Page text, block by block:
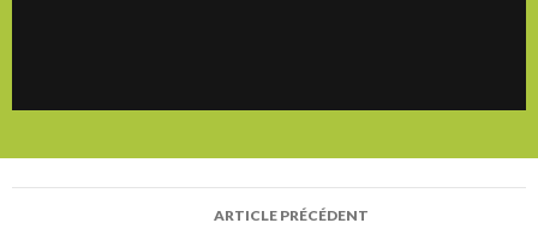
ARTICLE PRÉCÉDENT